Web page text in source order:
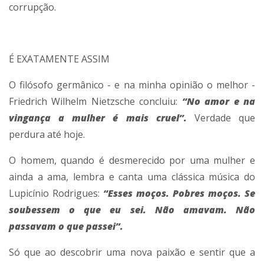
corrupção.
É EXATAMENTE ASSIM
O filósofo germânico - e na minha opinião o melhor -
Friedrich Wilhelm Nietzsche concluiu: “No amor e na
vingança a mulher é mais cruel”. Verdade que
perdura até hoje.
O homem, quando é desmerecido por uma mulher e
ainda a ama, lembra e canta uma clássica música do
Lupicínio Rodrigues: “Esses moços. Pobres moços. Se
soubessem o que eu sei. Não amavam. Não
passavam o que passei”.
Só que ao descobrir uma nova paixão e sentir que a